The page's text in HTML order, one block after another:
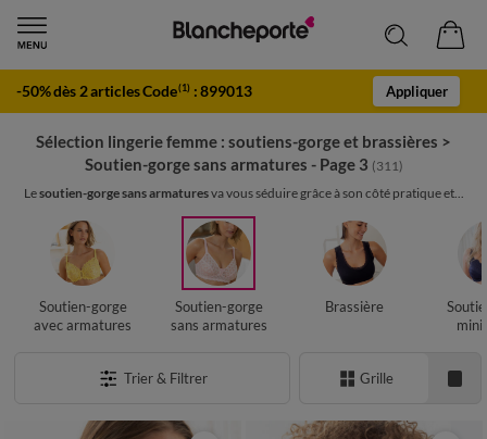
-50% dès 2 articles Code(1) :899013 Appliquer
Sélection lingerie femme : soutiens-gorge et brassières >
Soutien-gorge sans armatures - Page 3 (311)
Lesoutien-gorge sans armaturesva vous séduire grâce à son côté pratique et...
Soutien-gorge
avec armatures
Soutien-gorge
sans armatures
Brassière
Trier & Filtrer Grille